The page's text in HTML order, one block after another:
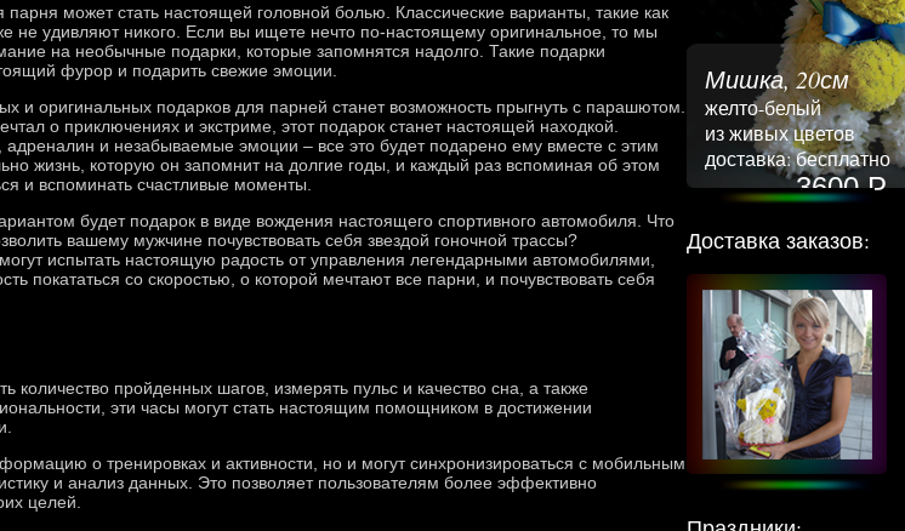
может стать настоящей головной болью. Классические варианты, такие как
не удивляют никого. Если вы ищете нечто по-настоящему оригинальное, то мы
на необычные подарки, которые запомнятся надолго. Такие подарки
фурор и подарить свежие эмоции.
и оригинальных подарков для парней станет возможность прыгнуть с парашютом.
о приключениях и экстриме, этот подарок станет настоящей находкой.
и незабываемые эмоции – все это будет подарено ему вместе с этим
жизнь, которую он запомнит на долгие годы, и каждый раз вспоминая об этом
и вспоминать счастливые моменты.
будет подарок в виде вождения настоящего спортивного автомобиля. Что
вашему мужчине почувствовать себя звездой гоночной трассы?
испытать настоящую радость от управления легендарными автомобилями,
покататься со скоростью, о которой мечтают все парни, и почувствовать себя
количество пройденных шагов, измерять пульс и качество сна, а также
эти часы могут стать настоящим помощником в достижении
о тренировках и активности, но и могут синхронизироваться с мобильным
и анализ данных. Это позволяет пользователям более эффективно
целей.
Мишка, 20см
желто-белый
из живых цветов
доставка: бесплатно
3600 Р
Доставка заказов: